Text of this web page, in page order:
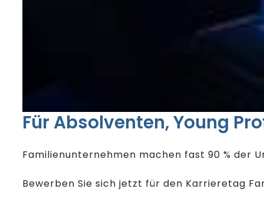
Für Absolventen, Young
Familienunternehmen machen fast 90 % der
Bewerben Sie sich jetzt für den Karrieretag